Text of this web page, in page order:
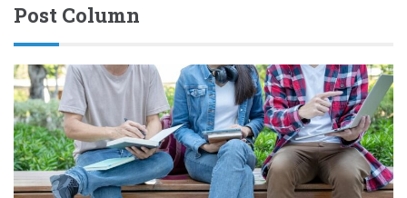
Post Column